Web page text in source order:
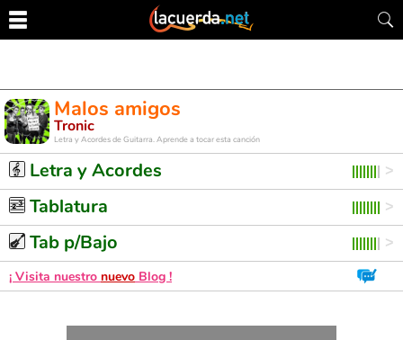
Malos amigos
Tronic
Letra y Acordes de Guitarra. Aprende a tocar esta canción
Letra y Acordes
Tablatura
Tab p/Bajo
¡ Visita nuestro nuevo Blog !